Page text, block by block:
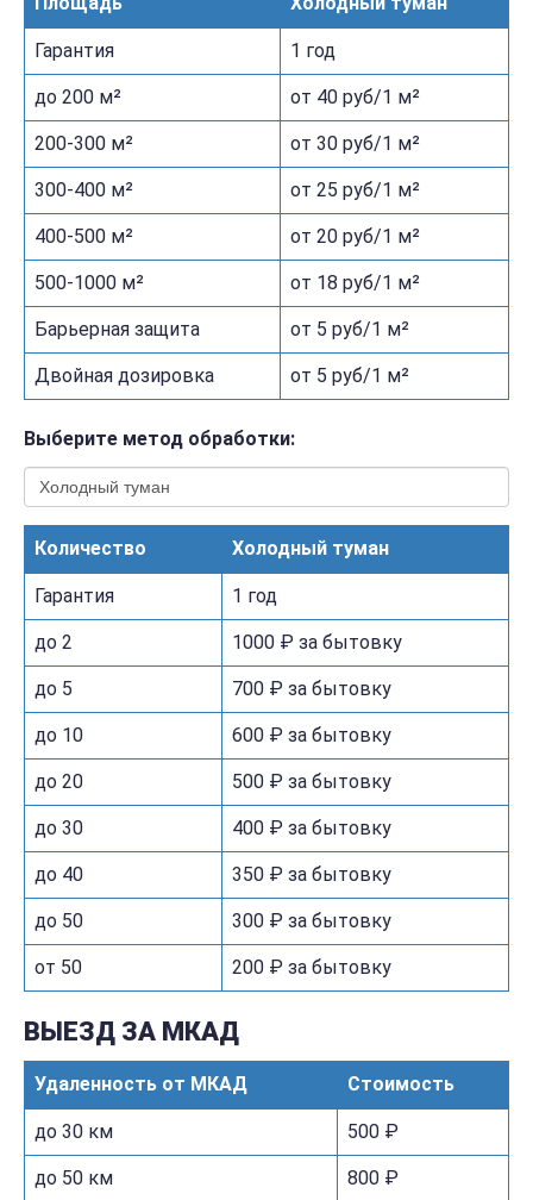
Гарантия 1 год
до 200 м² от 40 руб/1 м²
200-300 м² от 30 руб/1 м²
300-400 м² от 25 руб/1 м²
400-500 м² от 20 руб/1 м²
500-1000 м² от 18 руб/1 м²
Барьерная защита от 5 руб/1 м²
Двойная дозировка от 5 руб/1 м²
Выберите метод обработки:
Количество Холодный туман
Гарантия 1 год
до 2 1000 ₽ за бытовку
до 5 700 ₽ за бытовку
до 10 600 ₽ за бытовку
до 20 500 ₽ за бытовку
до 30 400 ₽ за бытовку
до 40 350 ₽ за бытовку
до 50 300 ₽ за бытовку
от 50 200 ₽ за бытовку
ВЫЕЗД ЗА МКАД
Удаленность от МКАД Стоимость
до 30 км 500 ₽
до 50 км 800 ₽